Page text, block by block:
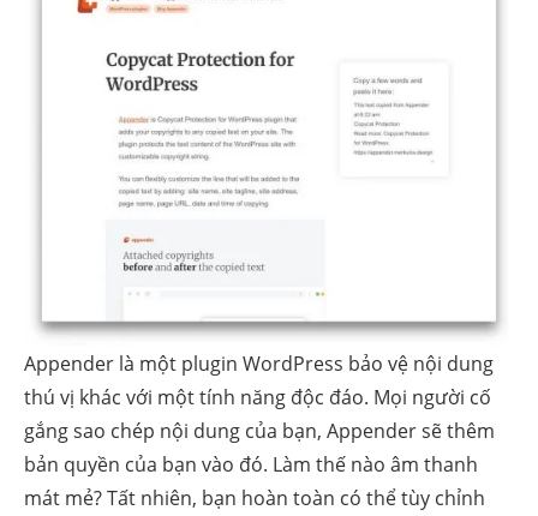
Appender là một plugin WordPress bảo vệ nội dung
thú vị khác với một tính năng độc đáo. Mọi người cố
gắng sao chép nội dung của bạn, Appender sẽ thêm
bản quyền của bạn vào đó. Làm thế nào âm thanh
mát mẻ? Tất nhiên, bạn hoàn toàn có thể tùy chỉnh